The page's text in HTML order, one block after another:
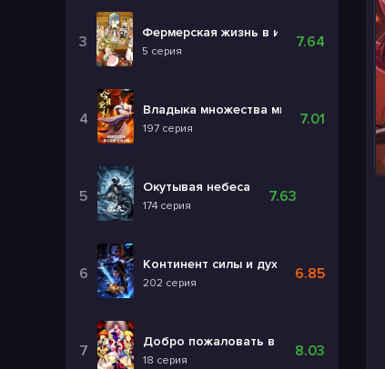
Фермерская жизнь в ином мире 2
5 серия
7.64
Владыка множества миров 3
197 серия
7.01
Окутывая небеса
174 серия
7.63
Континент силы и духа
202 серия
6.85
Добро пожаловать в ад, Ирума! 4
18 серия
8.03